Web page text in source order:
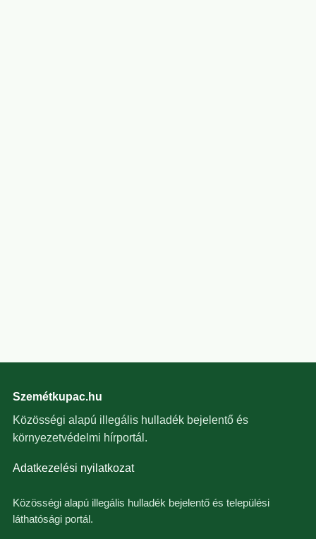
Szemétkupac.hu
Közösségi alapú illegális hulladék bejelentő és
környezetvédelmi hírportál.
Adatkezelési nyilatkozat
Közösségi alapú illegális hulladék bejelentő és települési
láthatósági portál.